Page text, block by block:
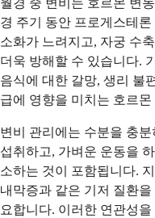
월경 중 변비는 호르몬 변
경 주기 동안 프로게스테
소화가 느려지고, 자궁 수
더욱 방해할 수 있습니다.
음식에 대한 갈망, 생리 불
급에 영향을 미치는 호르
변비 관리에는 수분을 충
섭취하고, 가벼운 운동을
소하는 것이 포함됩니다.
내막증과 같은 기저 질환
요합니다. 이러한 연관성